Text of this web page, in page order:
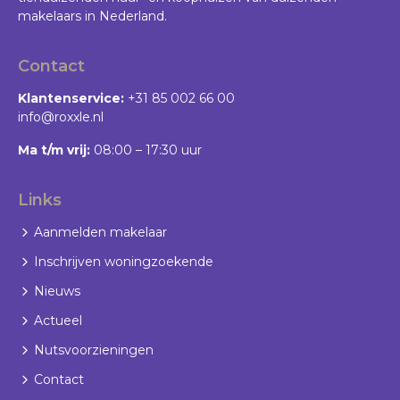
Wachtwoord vergeten?
makelaars in Nederland.
Contact
Klantenservice: +31 85 002 66 00
info@roxxle.nl
Ma t/m vrij: 08:00 – 17:30 uur
Links
Aanmelden makelaar
Inschrijven woningzoekende
Nieuws
Actueel
Nutsvoorzieningen
Contact